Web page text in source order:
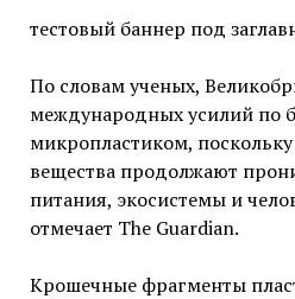
тестовый баннер под
По словам ученых,
международных усилий по
микропластиком,
вещества продолжают
питания, экосистемы и
отмечает The Guardian.
Крошечные фрагменты